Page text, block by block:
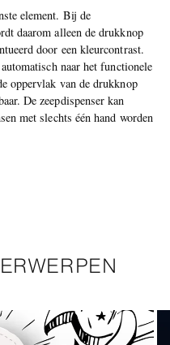
element. Bij de
daarom alleen de drukknop
door een kleurcontrast.
naar het functionele
oppervlak van de drukknop
De zeepdispenser kan
met slechts één hand worden